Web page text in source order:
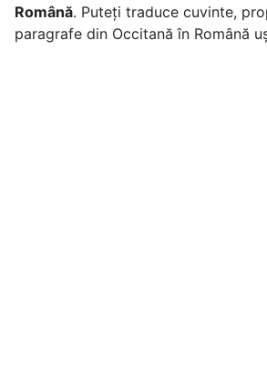
Română. Puteți traduce cuvinte,
paragrafe din Occitană în Română